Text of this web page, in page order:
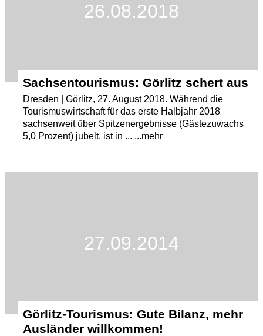
26.08.2018
Sachsentourismus: Görlitz schert aus
Dresden | Görlitz, 27. August 2018. Während die
Tourismuswirtschaft für das erste Halbjahr 2018
sachsenweit über Spitzenergebnisse (Gästezuwachs
5,0 Prozent) jubelt, ist in ... ...mehr
27.09.2014
Görlitz-Tourismus: Gute Bilanz, mehr
Ausländer willkommen!